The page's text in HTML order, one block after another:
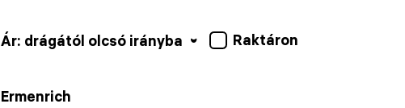
Ár: drágától olcsó irányba Raktáron
Ermenrich